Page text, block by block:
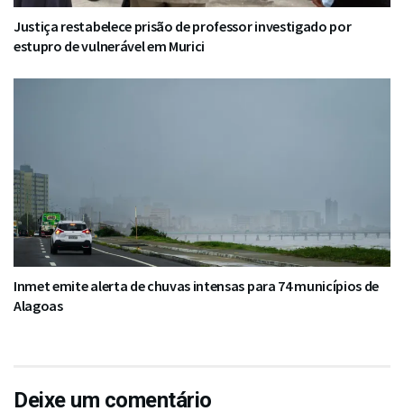
Justiça restabelece prisão de professor investigado por
estupro de vulnerável em Murici
Inmet emite alerta de chuvas intensas para 74 municípios de
Alagoas
Deixe um comentário